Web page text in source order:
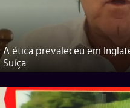
A ética prevaleceu em
Suíça